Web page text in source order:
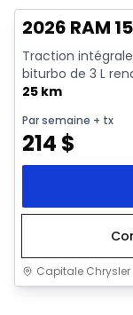
2026 RAM
Traction
biturbo de 3 L
25 km
Par semaine + tx
214 $
Capitale Chrysler